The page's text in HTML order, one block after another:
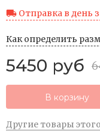
Отправка в день
Как определить
5450 руб
В корзину
Другие товары